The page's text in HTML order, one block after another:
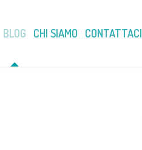
BLOG CHI SIAMO CONTATTACI